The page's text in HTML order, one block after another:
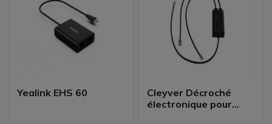
Yealink EHS 60
Cleyver Décroché
électronique pour